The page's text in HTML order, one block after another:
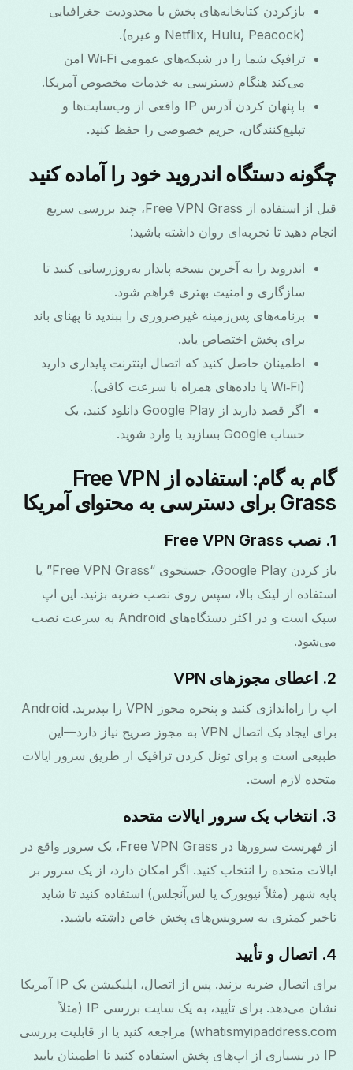
بازکردن کتابخانه‌های پخش با محدودیت جغرافیایی
(Netflix, Hulu, Peacock و غیره).
ترافیک شما را در شبکه‌های عمومی Wi‑Fi امن
می‌کند هنگام دسترسی به خدمات مخصوص آمریکا.
با پنهان کردن آدرس IP واقعی از وب‌سایت‌ها و
تبلیغ‌کنندگان، حریم خصوصی را حفظ کنید.
چگونه دستگاه اندروید خود را آماده کنید
قبل از استفاده از Free VPN Grass، چند بررسی سریع
انجام دهید تا تجربه‌ای روان داشته باشید:
اندروید را به آخرین نسخه پایدار به‌روزرسانی کنید تا
سازگاری و امنیت بهتری فراهم شود.
برنامه‌های پس‌زمینه غیرضروری را ببندید تا پهنای باند
برای پخش اختصاص یابد.
اطمینان حاصل کنید که اتصال اینترنت پایداری دارید
(Wi‑Fi یا داده‌های همراه با سرعت کافی).
اگر قصد دارید از Google Play دانلود کنید، یک
حساب Google بسازید یا وارد شوید.
گام به گام: استفاده از Free VPN
Grass برای دسترسی به محتوای آمریکا
1. نصب Free VPN Grass
باز کردن Google Play، جستجوی “Free VPN Grass” یا
استفاده از لینک بالا، سپس روی نصب ضربه بزنید. این اپ
سبک است و در اکثر دستگاه‌های Android به سرعت نصب
می‌شود.
2. اعطای مجوزهای VPN
اپ را راه‌اندازی کنید و پنجره مجوز VPN را بپذیرید. Android
برای ایجاد یک اتصال VPN به مجوز صریح نیاز دارد—این
طبیعی است و برای تونل کردن ترافیک از طریق سرور ایالات
متحده لازم است.
3. انتخاب یک سرور ایالات متحده
از فهرست سرورها در Free VPN Grass، یک سرور واقع در
ایالات متحده را انتخاب کنید. اگر امکان دارد، از یک سرور بر
پایه شهر (مثلاً نیویورک یا لس‌آنجلس) استفاده کنید تا شاید
تاخیر کمتری به سرویس‌های پخش خاص داشته باشید.
4. اتصال و تأیید
برای اتصال ضربه بزنید. پس از اتصال، اپلیکیشن یک IP آمریکا
نشان می‌دهد. برای تأیید، به یک سایت بررسی IP (مثلاً
whatismyipaddress.com) مراجعه کنید یا از قابلیت بررسی
IP در بسیاری از اپ‌های پخش استفاده کنید تا اطمینان یابید